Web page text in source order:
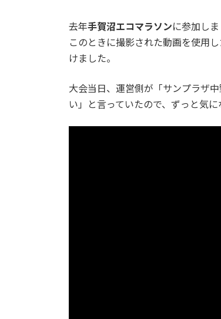
新
日
去年手賀沼エコマラソンに参加しま
このときに撮影された動画を使用し
けました。
大会当日、運営側が「サンプラザ
い」と言っていたので、ずっと気に